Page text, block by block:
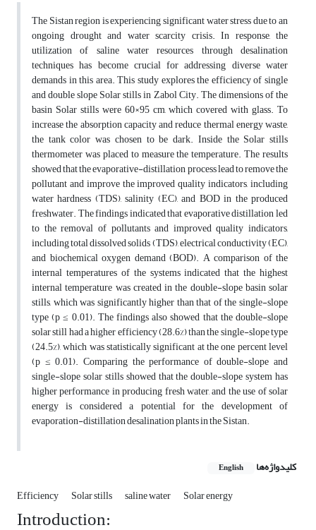
The Sistan region is experiencing significant water stress due to an
ongoing drought and water scarcity crisis. In response, the
utilization of saline water resources through desalination
techniques has become crucial for addressing diverse water
demands in this area. This study explores the efficiency of single
and double slope Solar stills in Zabol City. The dimensions of the
basin Solar stills were 60×95 cm, which covered with glass. To
increase the absorption capacity and reduce thermal energy waste,
the tank color was chosen to be dark. Inside the Solar stills
thermometer was placed to measure the temperature. The results
showed that the evaporative-distillation process lead to remove the
pollutant and improve the improved quality indicators, including
water hardness (TDS), salinity (EC), and BOD in the produced
freshwater. The findings indicated that evaporative distillation led
to the removal of pollutants and improved quality indicators,
including total dissolved solids (TDS), electrical conductivity (EC),
and biochemical oxygen demand (BOD). A comparison of the
internal temperatures of the systems indicated that the highest
internal temperature was created in the double-slope basin solar
stills, which was significantly higher than that of the single-slope
type (p ≤ 0.01). The findings also showed that the double-slope
solar still had a higher efficiency (28.6%) than the single-slope type
(24.5%), which was statistically significant at the one percent level
(p ≤ 0.01). Comparing the performance of double-slope and
single-slope solar stills showed that the double-slope system has
higher performance in producing fresh water, and the use of solar
energy is considered a potential for the development of
evaporation-distillation desalination plants in the Sistan.
کلیدواژه‌ها English
Efficiency Solar stills saline water Solar energy
Introduction: